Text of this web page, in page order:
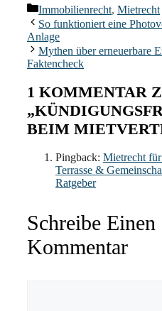
Kategorien
Immobilienrecht, Mietrecht
So funktioniert eine
Anlage
Mythen über erneuerbare
Faktencheck
1 KOMMENTAR
BEIM
Pingback: Mietrecht
Terrasse &
Ratgeber
Schreibe Einen
Kommentar